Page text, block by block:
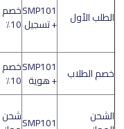
الطلب الأول SMP101
+ تسجيل
خصم
10٪
خصم الطلاب SMP101
+ هوية
خصم
10٪
الشحن
SMP101شحن